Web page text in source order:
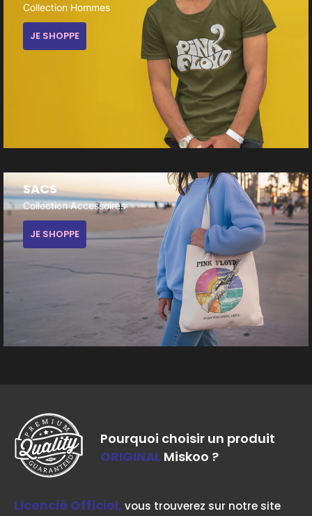
Collection Hommes
JE SHOPPE
SACS
Collection Accessoires
JE SHOPPE
Pourquoi choisir un produit
ORIGINAL Miskoo ?
Licencié Officiel, vous trouverez sur notre site